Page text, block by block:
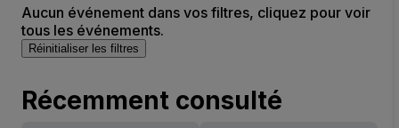
Aucun événement dans vos filtres, cliquez pour voir
tous les événements.
Réinitialiser les filtres
Récemment consulté